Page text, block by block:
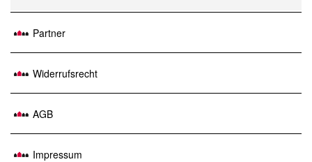
Partner
Widerrufsrecht
AGB
Impressum